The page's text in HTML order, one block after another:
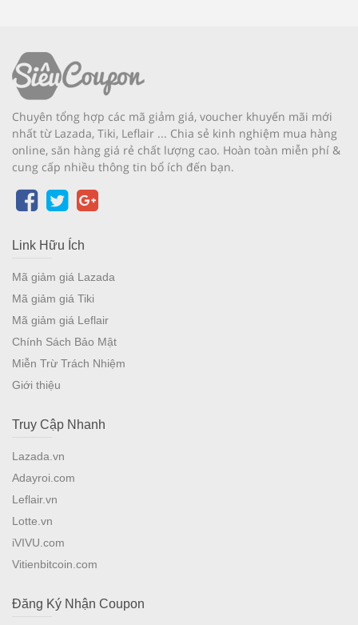
Chuyên tổng hợp các mã giảm giá, voucher khuyến mãi mới
nhất từ Lazada, Tiki, Leflair ... Chia sẻ kinh nghiệm mua hàng
online, săn hàng giá rẻ chất lượng cao. Hoàn toàn miễn phí &
cung cấp nhiều thông tin bổ ích đến bạn.
Link Hữu Ích
Mã giảm giá Lazada
Mã giảm giá Tiki
Mã giảm giá Leflair
Chính Sách Bảo Mật
Miễn Trừ Trách Nhiệm
Giới thiệu
Truy Cập Nhanh
Lazada.vn
Adayroi.com
Leflair.vn
Lotte.vn
iVIVU.com
Vitienbitcoin.com
Đăng Ký Nhận Coupon